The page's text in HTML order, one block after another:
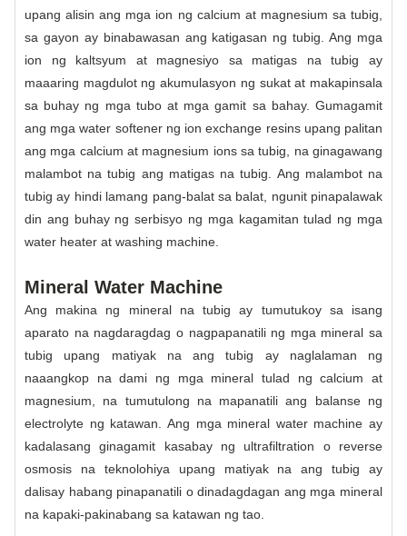
upang alisin ang mga ion ng calcium at magnesium sa tubig,
sa gayon ay binabawasan ang katigasan ng tubig. Ang mga
ion ng kaltsyum at magnesiyo sa matigas na tubig ay
maaaring magdulot ng akumulasyon ng sukat at makapinsala
sa buhay ng mga tubo at mga gamit sa bahay. Gumagamit
ang mga water softener ng ion exchange resins upang palitan
ang mga calcium at magnesium ions sa tubig, na ginagawang
malambot na tubig ang matigas na tubig. Ang malambot na
tubig ay hindi lamang pang-balat sa balat, ngunit pinapalawak
din ang buhay ng serbisyo ng mga kagamitan tulad ng mga
water heater at washing machine.
Mineral Water Machine
Ang makina ng mineral na tubig ay tumutukoy sa isang
aparato na nagdaragdag o nagpapanatili ng mga mineral sa
tubig upang matiyak na ang tubig ay naglalaman ng
naaangkop na dami ng mga mineral tulad ng calcium at
magnesium, na tumutulong na mapanatili ang balanse ng
electrolyte ng katawan. Ang mga mineral water machine ay
kadalasang ginagamit kasabay ng ultrafiltration o reverse
osmosis na teknolohiya upang matiyak na ang tubig ay
dalisay habang pinapanatili o dinadagdagan ang mga mineral
na kapaki-pakinabang sa katawan ng tao.